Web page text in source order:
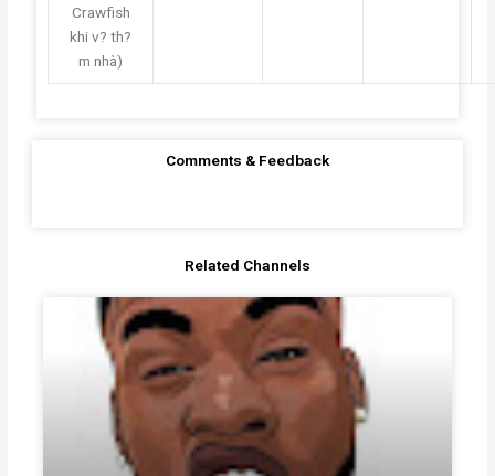
Crawfish
khi v? th?
m nhà)
Comments & Feedback
Related Channels